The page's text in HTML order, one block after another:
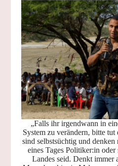
„Falls ihr irgendwann in
System zu verändern, bitte
sind selbstsüchtig und
eines Tages Politiker:in oder
Landes seid. Denkt immer